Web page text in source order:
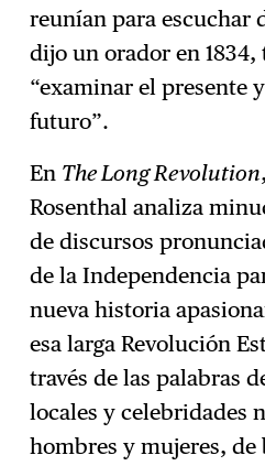
reunían para escuchar
dijo un orador en
“examinar el presente
futuro”.
En The Long Revolution
Rosenthal analiza
de discursos
de la Independencia
nueva historia
esa larga Revolución
través de las palabras
locales y celebridades
hombres y mujeres, de